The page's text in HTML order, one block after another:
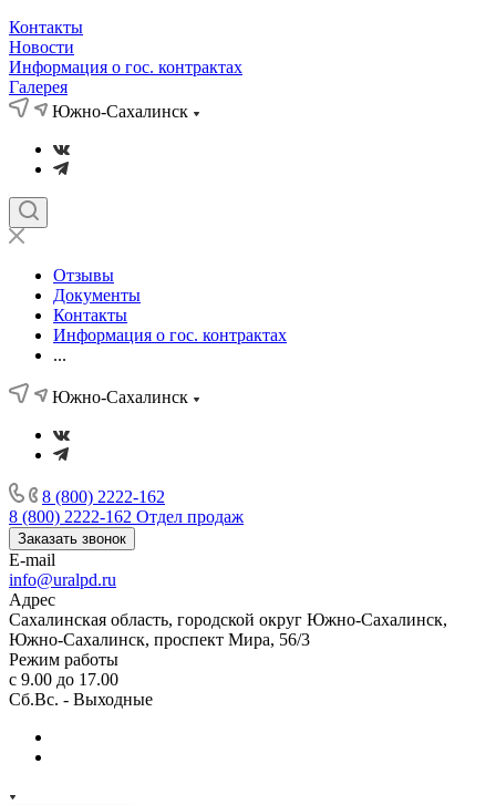
Контакты
Новости
Информация о гос. контрактах
Галерея
Южно-Сахалинск
Отзывы
Документы
Контакты
Информация о гос. контрактах
...
Южно-Сахалинск
8 (800) 2222-162
8 (800) 2222-162 Отдел продаж
Заказать звонок
E-mail
info@uralpd.ru
Адрес
Сахалинская область, городской округ Южно-Сахалинск,
Южно-Сахалинск, проспект Мира, 56/3
Режим работы
с 9.00 до 17.00
Сб.Вс. - Выходные